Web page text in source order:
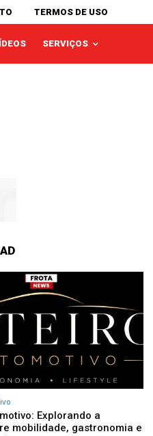
TERMOS DE USO
SERVIÇOS
Explorando a
mobilidade, gastronomia e